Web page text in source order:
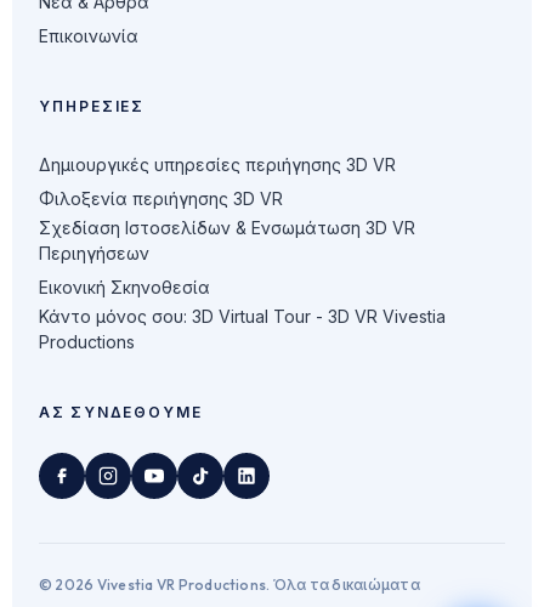
Επικοινωνία
ΥΠΗΡΕΣΊΕΣ
Δημιουργικές υπηρεσίες περιήγησης 3D VR
Φιλοξενία περιήγησης 3D VR
Σχεδίαση Ιστοσελίδων & Ενσωμάτωση 3D VR
Περιηγήσεων
Εικονική Σκηνοθεσία
Κάντο μόνος σου: 3D Virtual Tour - 3D VR Vivestia
Productions
ΑΣ ΣΥΝΔΕΘΟΎΜΕ
© 2026 Vivestia VR Productions. Όλα τα δικαιώματα